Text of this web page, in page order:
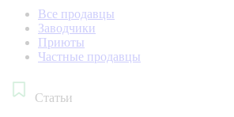
Все продавцы
Заводчики
Приюты
Частные продавцы
Статьи